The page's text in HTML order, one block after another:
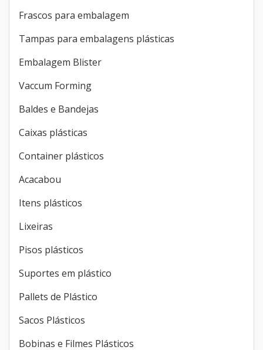
Frascos para embalagem
Tampas para embalagens plásticas
Embalagem Blister
Vaccum Forming
Baldes e Bandejas
Caixas plásticas
Container plásticos
Acacabou
Itens plásticos
Lixeiras
Pisos plásticos
Suportes em plástico
Pallets de Plástico
Sacos Plásticos
Bobinas e Filmes Plásticos